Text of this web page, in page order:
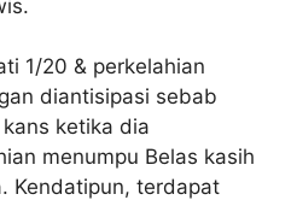
1/20 & perkelahian
diantisipasi sebab
ketika dia
menumpu Belas kasih
Kendatipun, terdapat